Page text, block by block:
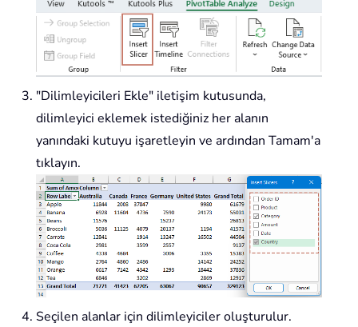
"Dilimleyicileri Ekle" iletişim kutusunda,
dilimleyici eklemek istediğiniz her alanın
yanındaki kutuyu işaretleyin ve ardından Tamam'a
tıklayın.
Seçilen alanlar için dilimleyiciler oluşturulur.